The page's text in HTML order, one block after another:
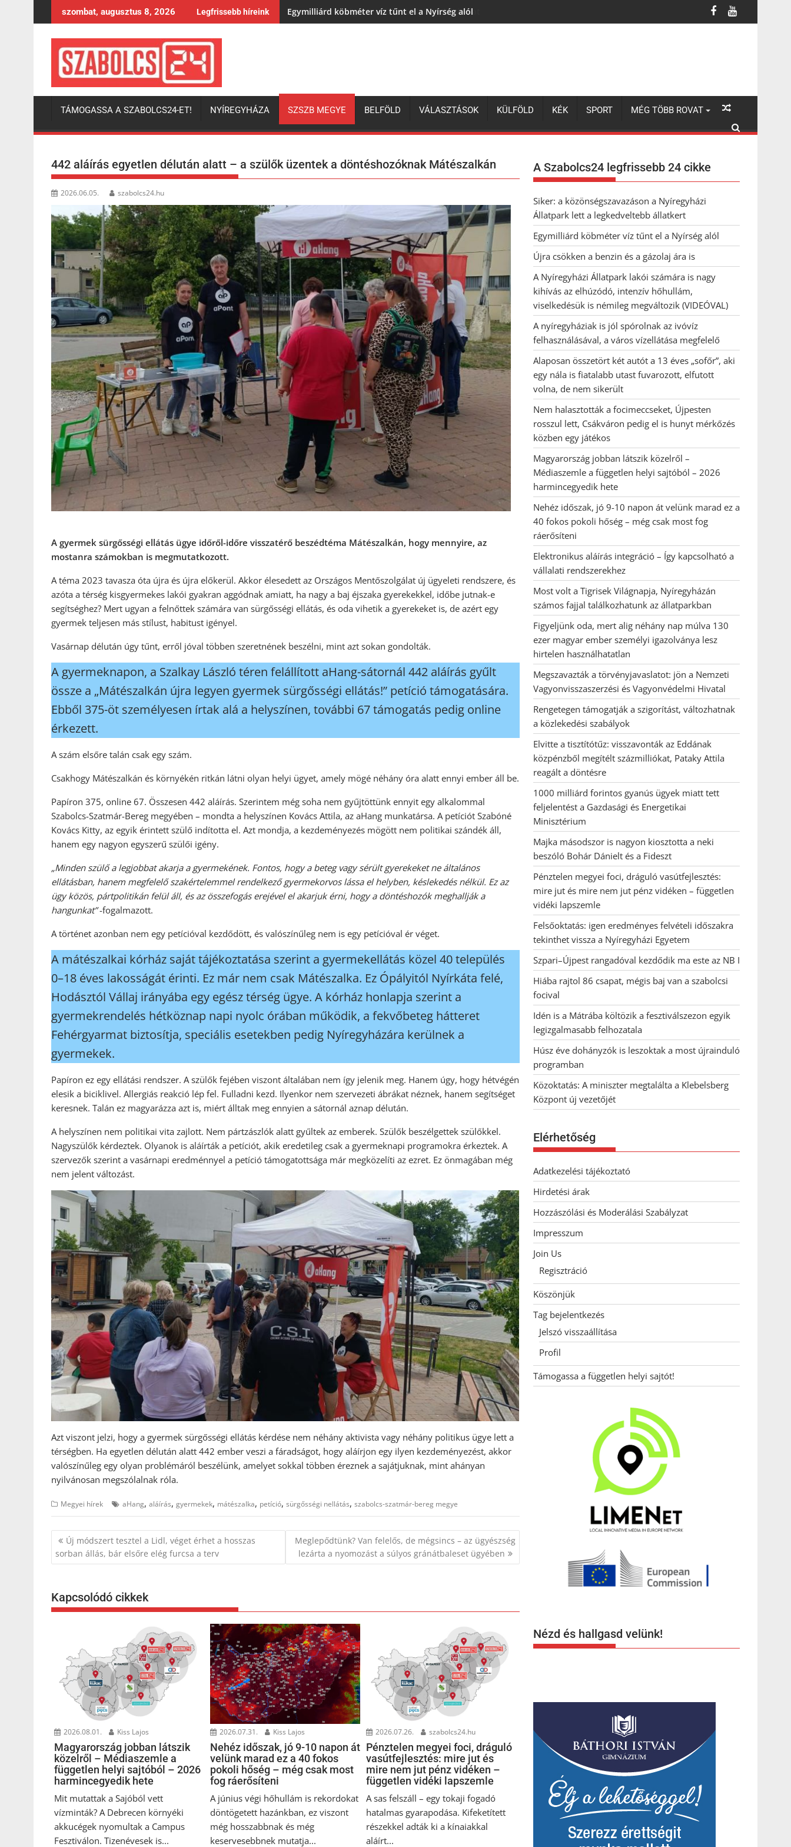
to
szombat, augusztus 8, 2026 Legfrissebb híreink Egymilliárd köbméter víz tűnt el a Nyírség alól
TÁMOGASSA A SZABOLCS24-ET! NYÍREGYHÁZA SZSZB MEGYE BELFÖLD VÁLASZTÁSOK KÜLFÖLD KÉK SPORT MÉG TÖBB ROVAT
442 aláírás egyetlen délután alatt – a szülők üzentek a döntéshozóknak Mátészalkán
2026.06.05. szabolcs24.hu
A gyermek sürgősségi ellátás ügye időről-időre visszatérő beszédtéma Mátészalkán, hogy mennyire, az
mostanra számokban is megmutatkozott.
A téma 2023 tavasza óta újra és újra előkerül. Akkor élesedett az Országos Mentőszolgálat új ügyeleti rendszere, és
azóta a térség kisgyermekes lakói gyakran aggódnak amiatt, ha nagy a baj éjszaka gyerekekkel, időbe jutnak-e
segítséghez? Mert ugyan a felnőttek számára van sürgősségi ellátás, és oda vihetik a gyerekeket is, de azért egy
gyermek teljesen más stílust, habitust igényel.
Vasárnap délután úgy tűnt, erről jóval többen szeretnének beszélni, mint azt sokan gondolták.
A gyermeknapon, a Szalkay László téren felállított aHang-sátornál 442 aláírás gyűlt
össze a „Mátészalkán újra legyen gyermek sürgősségi ellátás!” petíció támogatására.
Ebből 375-öt személyesen írtak alá a helyszínen, további 67 támogatás pedig online
érkezett.
A szám elsőre talán csak egy szám.
Csakhogy Mátészalkán és környékén ritkán látni olyan helyi ügyet, amely mögé néhány óra alatt ennyi ember áll be.
Papíron 375, online 67. Összesen 442 aláírás. Szerintem még soha nem gyűjtöttünk ennyit egy alkalommal
Szabolcs-Szatmár-Bereg megyében – mondta a helyszínen Kovács Attila, az aHang munkatársa. A petíciót Szabóné
Kovács Kitty, az egyik érintett szülő indította el. Azt mondja, a kezdeményezés mögött nem politikai szándék áll,
hanem egy nagyon egyszerű szülői igény.
„Minden szülő a legjobbat akarja a gyermekének. Fontos, hogy a beteg vagy sérült gyerekeket ne általános
ellátásban, hanem megfelelő szakértelemmel rendelkező gyermekorvos lássa el helyben, késlekedés nélkül. Ez az
ügy közös, pártpolitikán felül áll, és az összefogás erejével el akarjuk érni, hogy a döntéshozók meghallják a
hangunkat”-fogalmazott.
A történet azonban nem egy petícióval kezdődött, és valószínűleg nem is egy petícióval ér véget.
A mátészalkai kórház saját tájékoztatása szerint a gyermekellátás közel 40 település
0–18 éves lakosságát érinti. Ez már nem csak Mátészalka. Ez Ópályitól Nyírkáta felé,
Hodásztól Vállaj irányába egy egész térség ügye. A kórház honlapja szerint a
gyermekrendelés hétköznap napi nyolc órában működik, a fekvőbeteg hátteret
Fehérgyarmat biztosítja, speciális esetekben pedig Nyíregyházára kerülnek a
gyermekek.
Papíron ez egy ellátási rendszer. A szülők fejében viszont általában nem így jelenik meg. Hanem úgy, hogy hétvégén
elesik a biciklivel. Allergiás reakció lép fel. Fulladni kezd. Ilyenkor nem szervezeti ábrákat néznek, hanem segítséget
keresnek. Talán ez magyarázza azt is, miért álltak meg ennyien a sátornál aznap délután.
A helyszínen nem politikai vita zajlott. Nem pártzászlók alatt gyűltek az emberek. Szülők beszélgettek szülőkkel.
Nagyszülők kérdeztek. Olyanok is aláírták a petíciót, akik eredetileg csak a gyermeknapi programokra érkeztek. A
szervezők szerint a vasárnapi eredménnyel a petíció támogatottsága már megközelíti az ezret. Ez önmagában még
nem jelent változást.
Azt viszont jelzi, hogy a gyermek sürgősségi ellátás kérdése nem néhány aktivista vagy néhány politikus ügye lett a
térségben. Ha egyetlen délután alatt 442 ember veszi a fáradságot, hogy aláírjon egy ilyen kezdeményezést, akkor
valószínűleg egy olyan problémáról beszélünk, amelyet sokkal többen éreznek a sajátjuknak, mint ahányan
nyilvánosan megszólalnak róla.
Megyei hírek aHang, aláírás, gyermekek, mátészalka, petíció, sürgősségi nellátás, szabolcs-szatmár-bereg megye
Bejegyzés
navigáció
Új módszert tesztel a Lidl, véget érhet a hosszas
sorban állás, bár elsőre elég furcsa a terv
Meglepődtünk? Van felelős, de mégsincs – az ügyészség
lezárta a nyomozást a súlyos gránátbaleset ügyében
Kapcsolódó cikkek
2026.08.01. Kiss Lajos
Magyarország jobban látszik
közelről – Médiaszemle a
független helyi sajtóból – 2026
harmincegyedik hete
Mit mutattak a Sajóból vett
vízminták? A Debrecen környéki
akkucégek nyomultak a Campus
Fesztiválon. Tizenévesek is...
2026.07.31. Kiss Lajos
Nehéz időszak, jó 9-10 napon át
velünk marad ez a 40 fokos
pokoli hőség – még csak most
fog ráerősíteni
A június végi hőhullám is rekordokat
döntögetett hazánkban, ez viszont
még hosszabbnak és még
keservesebbnek mutatja...
2026.07.26. szabolcs24.hu
Pénztelen megyei foci, dráguló
vasútfejlesztés: mire jut és
mire nem jut pénz vidéken –
független vidéki lapszemle
A sas felszáll – egy tokaji fogadó
hatalmas gyarapodása. Kifeketített
részekkel adták ki a kínaiakkal
aláírt...
A Szabolcs24 legfrissebb 24 cikke
Siker: a közönségszavazáson a Nyíregyházi
Állatpark lett a legkedveltebb állatkert
Egymilliárd köbméter víz tűnt el a Nyírség alól
Újra csökken a benzin és a gázolaj ára is
A Nyíregyházi Állatpark lakói számára is nagy
kihívás az elhúzódó, intenzív hőhullám,
viselkedésük is némileg megváltozik (VIDEÓVAL)
A nyíregyháziak is jól spórolnak az ivóvíz
felhasználásával, a város vízellátása megfelelő
Alaposan összetört két autót a 13 éves „sofőr”, aki
egy nála is fiatalabb utast fuvarozott, elfutott
volna, de nem sikerült
Nem halasztották a focimeccseket, Újpesten
rosszul lett, Csákváron pedig el is hunyt mérkőzés
közben egy játékos
Magyarország jobban látszik közelről –
Médiaszemle a független helyi sajtóból – 2026
harmincegyedik hete
Nehéz időszak, jó 9-10 napon át velünk marad ez a
40 fokos pokoli hőség – még csak most fog
ráerősíteni
Elektronikus aláírás integráció – Így kapcsolható a
vállalati rendszerekhez
Most volt a Tigrisek Világnapja, Nyíregyházán
számos fajjal találkozhatunk az állatparkban
Figyeljünk oda, mert alig néhány nap múlva 130
ezer magyar ember személyi igazolványa lesz
hirtelen használhatatlan
Megszavazták a törvényjavaslatot: jön a Nemzeti
Vagyonvisszaszerzési és Vagyonvédelmi Hivatal
Rengetegen támogatják a szigorítást, változhatnak
a közlekedési szabályok
Elvitte a tisztítótűz: visszavonták az Eddának
közpénzből megítélt százmilliókat, Pataky Attila
reagált a döntésre
1000 milliárd forintos gyanús ügyek miatt tett
feljelentést a Gazdasági és Energetikai
Minisztérium
Majka másodszor is nagyon kiosztotta a neki
beszóló Bohár Dánielt és a Fideszt
Pénztelen megyei foci, dráguló vasútfejlesztés:
mire jut és mire nem jut pénz vidéken – független
vidéki lapszemle
Felsőoktatás: igen eredményes felvételi időszakra
tekinthet vissza a Nyíregyházi Egyetem
Szpari–Újpest rangadóval kezdődik ma este az NB I
Hiába rajtol 86 csapat, mégis baj van a szabolcsi
focival
Idén is a Mátrába költözik a fesztiválszezon egyik
legizgalmasabb felhozatala
Húsz éve dohányzók is leszoktak a most újrainduló
programban
Közoktatás: A miniszter megtalálta a Klebelsberg
Központ új vezetőjét
Elérhetőség
Adatkezelési tájékoztató
Hirdetési árak
Hozzászólási és Moderálási Szabályzat
Impresszum
Join Us
Regisztráció
Köszönjük
Tag bejelentkezés
Jelszó visszaállítása
Profil
Támogassa a független helyi sajtót!
Nézd és hallgasd velünk!